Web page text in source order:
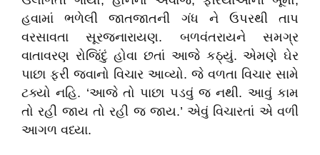
હવામાં ભળેલી જાતજાતની ગંધ ને ઉપરથી તાપ
વરસાવતા સૂરજનારાયણ. બળવંતરાયને સમગ્ર
વાતાવરણ રોજિંદું હોવા છતાં આજે કઠ્‌યું. એમણે ઘેર
પાછા ફરી જવાનો વિચાર આવ્યો. જે વળતા વિચાર સામે
ટક્યો નહિ. ‘આજે તો પાછા પડવું જ નથી. આવું કામ
તો રહી જાય તો રહી જ જાય.’ એવું વિચારતાં એ વળી
આગળ વધ્યા.